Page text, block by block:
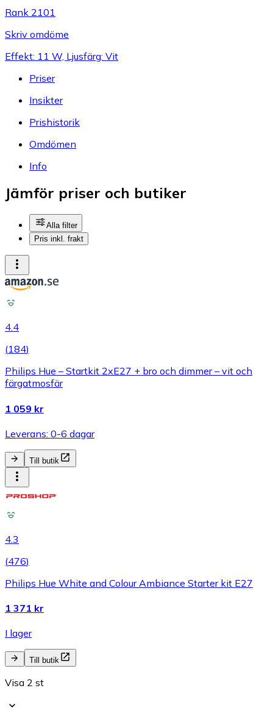
Rank 2101
Skriv omdöme
Effekt: 11 W, Ljusfärg: Vit
Priser
Insikter
Prishistorik
Omdömen
Info
Jämför priser och butiker
Alla filter
Pris inkl. frakt
4.4
(184)
Philips Hue – Startkit 2xE27 + bro och dimmer – vit och
färgatmosfär
1 059 kr
Leverans: 0-6 dagar
Till butik
4.3
(476)
Philips Hue White and Colour Ambiance Starter kit E27
1 371 kr
I lager
Till butik
Visa 2 st